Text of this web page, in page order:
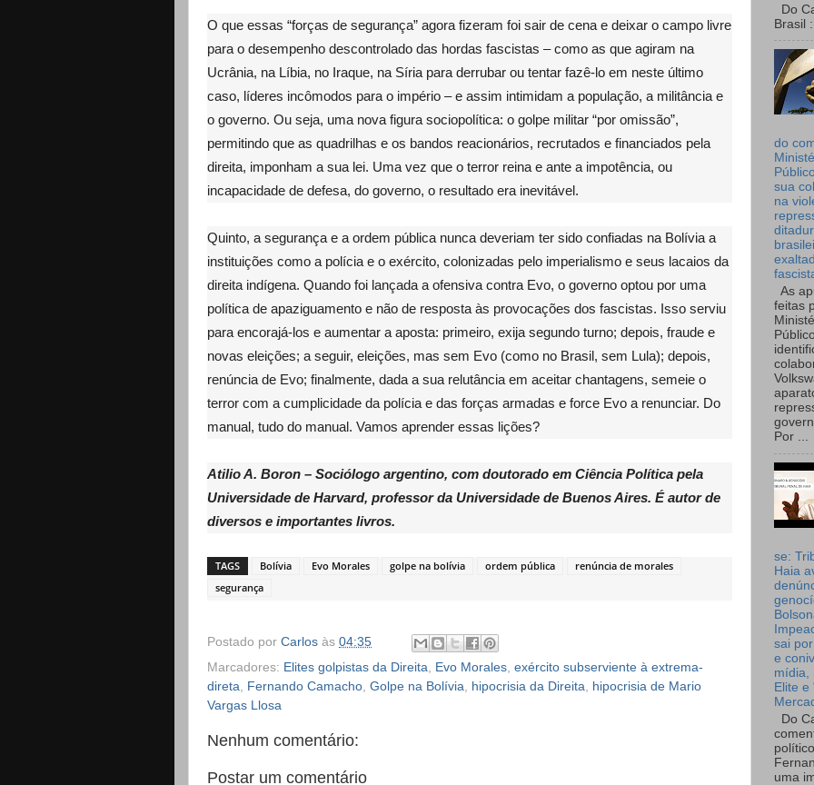
O que essas “forças de segurança” agora fizeram foi sair de cena e deixar o campo livre
para o desempenho descontrolado das hordas fascistas – como as que agiram na
Ucrânia, na Líbia, no Iraque, na Síria para derrubar ou tentar fazê-lo em neste último
caso, líderes incômodos para o império – e assim intimidam a população, a militância e
o governo. Ou seja, uma nova figura sociopolítica: o golpe militar “por omissão”,
permitindo que as quadrilhas e os bandos reacionários, recrutados e financiados pela
direita, imponham a sua lei. Uma vez que o terror reina e ante a impotência, ou
incapacidade de defesa, do governo, o resultado era inevitável.
Quinto, a segurança e a ordem pública nunca deveriam ter sido confiadas na Bolívia a
instituições como a polícia e o exército, colonizadas pelo imperialismo e seus lacaios da
direita indígena. Quando foi lançada a ofensiva contra Evo, o governo optou por uma
política de apaziguamento e não de resposta às provocações dos fascistas. Isso serviu
para encorajá-los e aumentar a aposta: primeiro, exija segundo turno; depois, fraude e
novas eleições; a seguir, eleições, mas sem Evo (como no Brasil, sem Lula); depois,
renúncia de Evo; finalmente, dada a sua relutância em aceitar chantagens, semeie o
terror com a cumplicidade da polícia e das forças armadas e force Evo a renunciar. Do
manual, tudo do manual. Vamos aprender essas lições?
Atilio A. Boron – Sociólogo argentino, com doutorado em Ciência Política pela
Universidade de Harvard, professor da Universidade de Buenos Aires. É autor de
diversos e importantes livros.
TAGS Bolívia Evo Morales golpe na bolívia ordem pública
renúncia de morales
segurança
Postado por Carlos às 04:35
Marcadores: Elites golpistas da Direita Evo Morales exército subserviente à extrema-
direta
Fernando Camacho Golpe na Bolívia hipocrisia da Direita
hipocrisia de Mario
Vargas Llosa
Nenhum comentário:
Postar um comentário
Do
Brasil :
do
sua
na
As
feitas
Por ...
se:
Haia
sai
e
mídia,
Elite e
Do
uma